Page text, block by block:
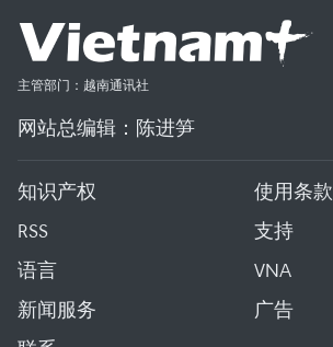
主管部门：越南通讯社
网站总编辑：陈进笋
知识产权
使用条款
RSS
支持
语言
VNA
新闻服务
广告